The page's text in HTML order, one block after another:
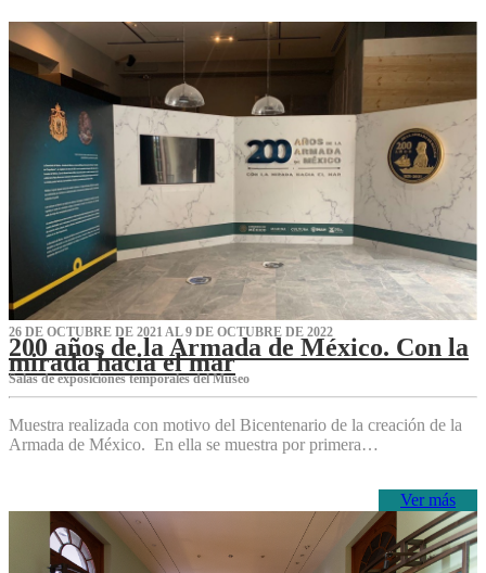
26 DE OCTUBRE DE 2021 AL 9 DE OCTUBRE DE 2022
200 años de la Armada de México. Con la
mirada hacia el mar
Salas de exposiciones temporales del Museo‌
Muestra realizada con motivo del Bicentenario de la creación de la
Armada de México. En ella se muestra por primera…
Ver más